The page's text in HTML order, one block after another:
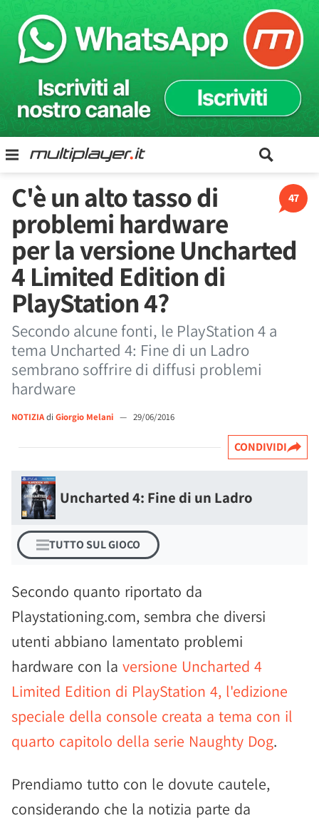
47
C'è un alto tasso di
problemi hardware
per la versione Uncharted
4 Limited Edition di
PlayStation 4?
Secondo alcune fonti, le PlayStation 4 a
tema Uncharted 4: Fine di un Ladro
sembrano soffrire di diffusi problemi
hardware
NOTIZIAdi Giorgio Melani — 29/06/2016
CONDIVIDI
Uncharted 4: Fine di un Ladro
TUTTO SUL GIOCO
Secondo quanto riportato da
Playstationing.com, sembra che diversi
utenti abbiano lamentato problemi
hardware con la versione Uncharted 4
Limited Edition di PlayStation 4, l'edizione
speciale della console creata a tema con il
quarto capitolo della serie Naughty Dog.
Prendiamo tutto con le dovute cautele,
considerando che la notizia parte da